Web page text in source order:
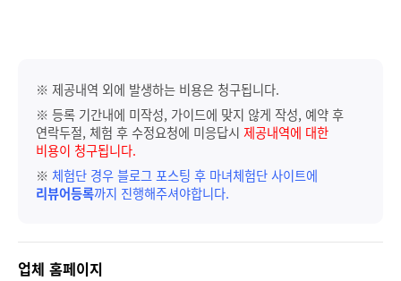
※ 제공내역 외에 발생하는 비용은 청구됩니다.
※ 등록 기간내에 미작성, 가이드에 맞지 않게 작성, 예약 후
연락두절, 체험 후 수정요청에 미응답시 제공내역에 대한
비용이 청구됩니다.
※ 체험단 경우 블로그 포스팅 후 마녀체험단 사이트에
리뷰어등록까지 진행해주셔야합니다.
업체 홈페이지